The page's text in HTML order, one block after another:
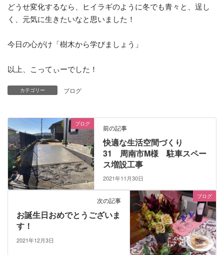
どうせ変化するなら、ヒイラギのように冬でも青々と、逞し
く、元気に生きたいなと思いました！
今日の心がけ「樹木から学びましょう」
以上、こってぃーでした！
カテゴリー ブログ
ブログ 前の記事
快適な生活空間づくり
31 周南市M様 駐車スペー
ス増設工事
2021年11月30日
ブログ
次の記事
お誕生日おめでとうございま
す！
2021年12月3日